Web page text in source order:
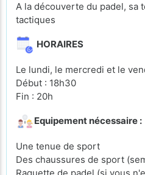
A la découverte du padel, sa
tactiques
HORAIRES
Le lundi, le mercredi et le
Début : 18h30
Fin : 20h
Equipement nécessaire :
Une tenue de sport
Des chaussures de sport